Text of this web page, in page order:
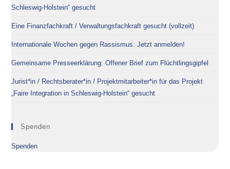
Schleswig-Holstein“ gesucht
Eine Finanzfachkraft / Verwaltungsfachkraft gesucht (vollzeit)
Internationale Wochen gegen Rassismus: Jetzt anmelden!
Gemeinsame Presseerklärung: Offener Brief zum Flüchtlingsgipfel
Jurist*in / Rechtsberater*in / Projektmitarbeiter*in für das Projekt
„Faire Integration in Schleswig-Holstein“ gesucht
Spenden
Spenden